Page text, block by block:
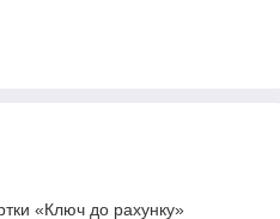
«Ключ до рахунку»